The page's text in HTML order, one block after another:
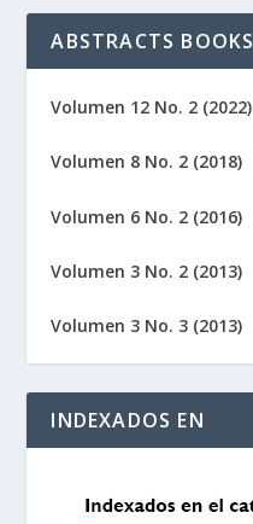
ABSTRACTS BOOKS
Volumen 12 No. 2 (2022)
Volumen 8 No. 2 (2018)
Volumen 6 No. 2 (2016)
Volumen 3 No. 2 (2013)
Volumen 3 No. 3 (2013)
INDEXADOS EN